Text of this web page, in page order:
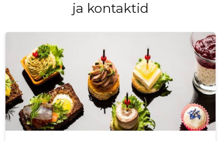
ja kontaktid